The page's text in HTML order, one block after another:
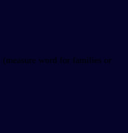
word for families or